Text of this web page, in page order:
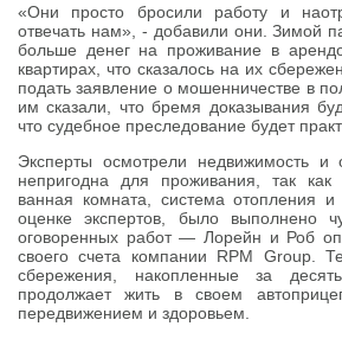
«Они просто бросили работу и
отвечать нам», - добавили они. Зимой
больше денег на проживание в
квартирах, что сказалось на их
подать заявление о мошенничестве в
им сказали, что бремя доказывания
что судебное преследование будет
Эксперты осмотрели недвижимость и
непригодна для проживания, так как
ванная комната, система отопления и
оценке экспертов, было выполнено
оговоренных работ — Лорейн и Роб
своего счета компании RPM Group.
сбережения, накопленные за
продолжает жить в своем
передвижением и здоровьем.